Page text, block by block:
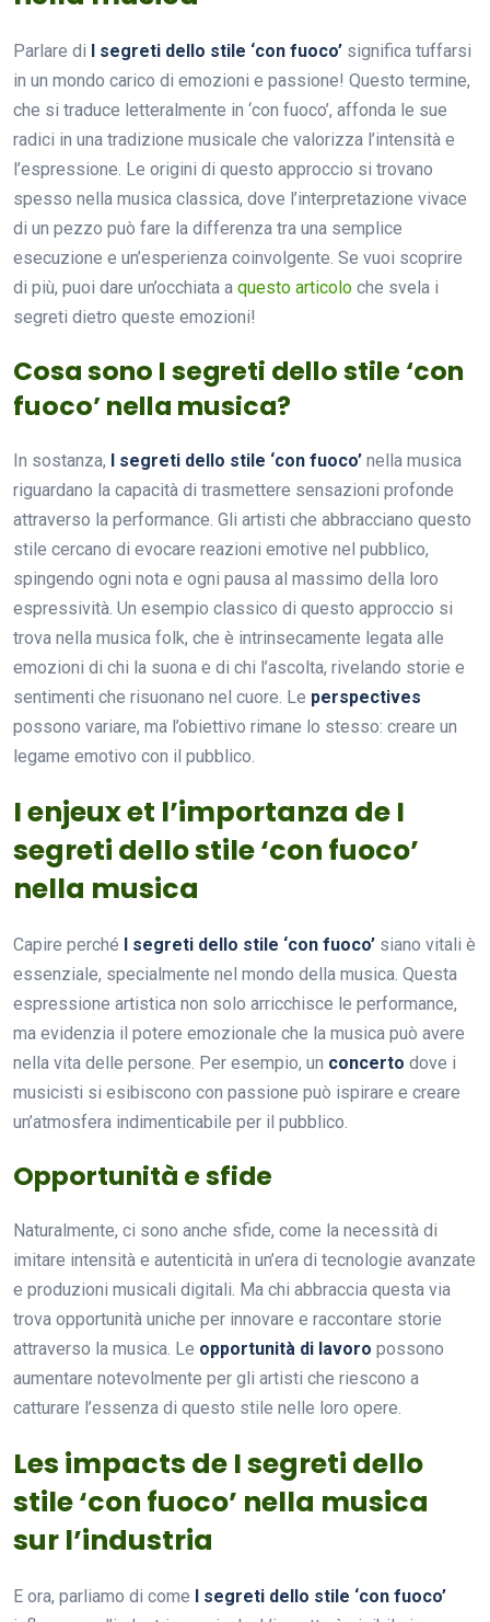
Parlare di I segreti dello stile ‘con fuoco’ significa tuffarsi
in un mondo carico di emozioni e passione! Questo termine,
che si traduce letteralmente in ‘con fuoco’, affonda le sue
radici in una tradizione musicale che valorizza l’intensità e
l’espressione. Le origini di questo approccio si trovano
spesso nella musica classica, dove l’interpretazione vivace
di un pezzo può fare la differenza tra una semplice
esecuzione e un’esperienza coinvolgente. Se vuoi scoprire
di più, puoi dare un’occhiata a questo articolo che svela i
segreti dietro queste emozioni!
Cosa sono I segreti dello stile ‘con
fuoco’ nella musica?
In sostanza, I segreti dello stile ‘con fuoco’ nella musica
riguardano la capacità di trasmettere sensazioni profonde
attraverso la performance. Gli artisti che abbracciano questo
stile cercano di evocare reazioni emotive nel pubblico,
spingendo ogni nota e ogni pausa al massimo della loro
espressività. Un esempio classico di questo approccio si
trova nella musica folk, che è intrinsecamente legata alle
emozioni di chi la suona e di chi l’ascolta, rivelando storie e
sentimenti che risuonano nel cuore. Le perspectives
possono variare, ma l’obiettivo rimane lo stesso: creare un
legame emotivo con il pubblico.
I enjeux et l’importanza de I
segreti dello stile ‘con fuoco’
nella musica
Capire perché I segreti dello stile ‘con fuoco’ siano vitali è
essenziale, specialmente nel mondo della musica. Questa
espressione artistica non solo arricchisce le performance,
ma evidenzia il potere emozionale che la musica può avere
nella vita delle persone. Per esempio, un concerto dove i
musicisti si esibiscono con passione può ispirare e creare
un’atmosfera indimenticabile per il pubblico.
Opportunità e sfide
Naturalmente, ci sono anche sfide, come la necessità di
imitare intensità e autenticità in un’era di tecnologie avanzate
e produzioni musicali digitali. Ma chi abbraccia questa via
trova opportunità uniche per innovare e raccontare storie
attraverso la musica. Le opportunità di lavoro possono
aumentare notevolmente per gli artisti che riescono a
catturare l’essenza di questo stile nelle loro opere.
Les impacts de I segreti dello
stile ‘con fuoco’ nella musica
sur l’industria
E ora, parliamo di come I segreti dello stile ‘con fuoco’